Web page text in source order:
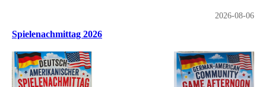
2026-08-06
Spielenachmittag 2026